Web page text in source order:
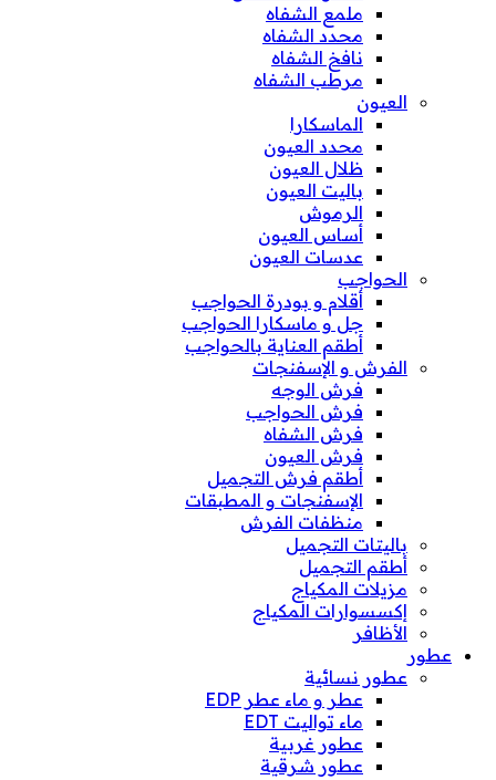
ملمع الشفاه
محدد الشفاه
نافخ الشفاه
مرطب الشفاه
العيون
الماسكارا
محدد العيون
ظلال العيون
باليت العيون
الرموش
أساس العيون
عدسات العيون
الحواجب
أقلام و بودرة الحواجب
جل و ماسكارا الحواجب
أطقم العناية بالحواجب
الفرش و الإسفنجات
فرش الوجه
فرش الحواجب
فرش الشفاه
فرش العيون
أطقم فرش التجميل
الإسفنجات و المطبقات
منظفات الفرش
باليتات التجميل
أطقم التجميل
مزيلات المكياج
إكسسوارات المكياج
الأظافر
عطور
عطور نسائية
عطر و ماء عطر EDP
ماء تواليت EDT
عطور غربية
عطور شرقية